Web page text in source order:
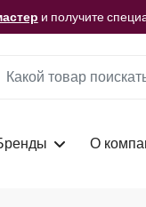
и получите
О